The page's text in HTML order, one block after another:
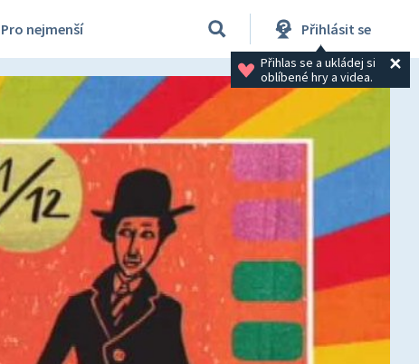
Pro nejmenší Přihlásit se
Přihlas se a ukládej si
oblíbené hry a videa.